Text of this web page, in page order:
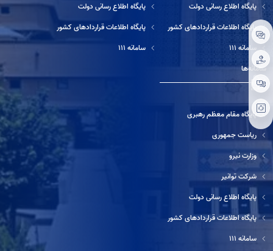
پایگاه اطلاع رسانی دولت
پایگاه اطلاعات قراردادهای کشور
سامانه ۱۱۱
پایگاه اطلاع رسانی دولت
پایگاه اطلاعات قراردادهای کشور
سامانه ۱۱۱
سامانه‌ها
پایگاه مقام معظم رهبری
ریاست جمهوری
وزارت نیرو
شرکت توانیر
پایگاه اطلاع رسانی دولت
پایگاه اطلاعات قراردادهای کشور
سامانه ۱۱۱